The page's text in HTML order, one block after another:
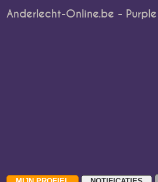
Anderlecht-Online.be - Purple